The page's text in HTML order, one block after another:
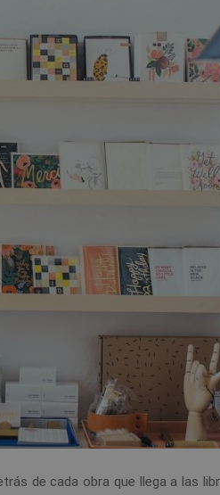
de cada obra que llega a las